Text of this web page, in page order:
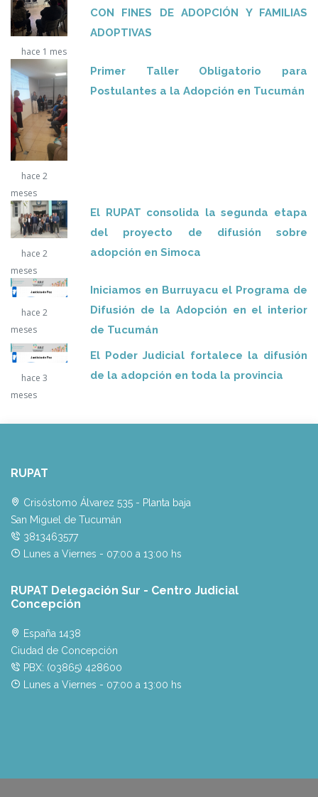
hace 1 mes
CON FINES DE ADOPCIÓN Y FAMILIAS
ADOPTIVAS
hace 2
meses
Primer Taller Obligatorio para
Postulantes a la Adopción en Tucumán
hace 2
meses
El RUPAT consolida la segunda etapa
del proyecto de difusión sobre
adopción en Simoca
hace 2
meses
Iniciamos en Burruyacu el Programa de
Difusión de la Adopción en el interior
de Tucumán
hace 3
meses
El Poder Judicial fortalece la difusión
de la adopción en toda la provincia
RUPAT
Crisóstomo Álvarez 535 - Planta baja
San Miguel de Tucumán
3813463577
Lunes a Viernes - 07:00 a 13:00 hs
RUPAT Delegación Sur - Centro Judicial
Concepción
España 1438
Ciudad de Concepción
PBX: (03865) 428600
Lunes a Viernes - 07:00 a 13:00 hs